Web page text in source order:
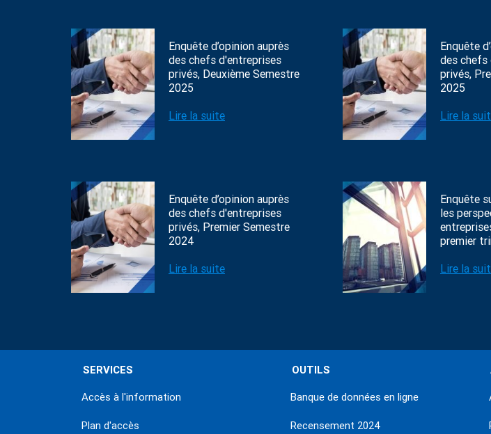
Enquête d’opinion auprès
des chefs d'entreprises
privés, Deuxième Semestre
2025
Lire la suite
Enquête
des chefs
privés,
2025
Lire la
Enquête d’opinion auprès
des chefs d'entreprises
privés, Premier Semestre
2024
Lire la suite
Enquête
les
premier
Lire la
SERVICES
Accès à l'information
Plan d'accès
OUTILS
Banque de données en ligne
Recensement 2024